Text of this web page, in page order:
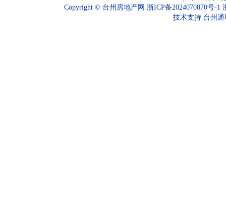
Copyright © 台州房地产网 浙ICP备2024070870号-1
技术支持 台州